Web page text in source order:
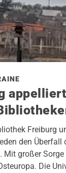
Freiburg
den Überfall
Mit großer
Die